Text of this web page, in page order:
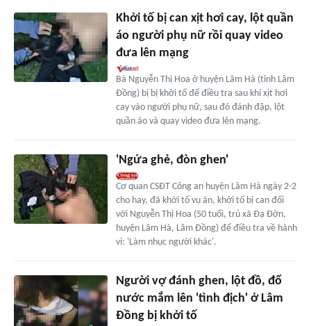
Khởi tố bị can xịt hơi cay, lột quần
áo người phụ nữ rồi quay video
đưa lên mạng
Bà Nguyễn Thị Hoa ở huyện Lâm Hà (tỉnh Lâm
Đồng) bị bị khởi tố để điều tra sau khi xịt hơi
cay vào người phụ nữ, sau đó đánh đập, lột
quần áo và quay video đưa lên mạng.
'Ngứa ghẻ, đòn ghen'
Cơ quan CSĐT Công an huyện Lâm Hà ngày 2-2
cho hay, đã khởi tố vụ án, khởi tố bị can đối
với Nguyễn Thị Hoa (50 tuổi, trú xã Đạ Đờn,
huyện Lâm Hà, Lâm Đồng) để điều tra về hành
vi: 'Làm nhục người khác'.
Người vợ đánh ghen, lột đồ, đổ
nước mắm lên 'tình địch' ở Lâm
Đồng bị khởi tố